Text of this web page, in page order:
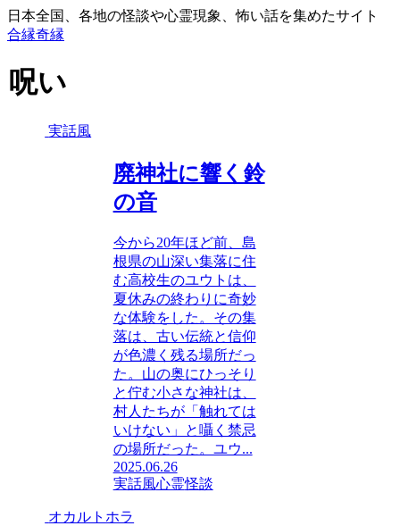
日本全国、各地の怪談や心霊現象、怖い話を集めたサイト
合縁奇縁
呪い
実話風
廃神社に響く鈴
の音
今から20年ほど前、島
根県の山深い集落に住
む高校生のユウトは、
夏休みの終わりに奇妙
な体験をした。その集
落は、古い伝統と信仰
が色濃く残る場所だっ
た。山の奥にひっそり
と佇む小さな神社は、
村人たちが「触れては
いけない」と囁く禁忌
の場所だった。ユウ...
2025.06.26
実話風心霊怪談
オカルトホラ